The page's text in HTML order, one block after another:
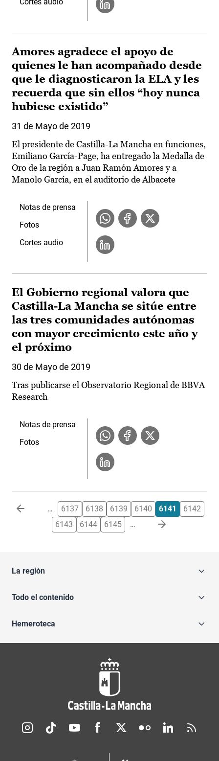
Amores agradece el apoyo de
quienes le han acompañado desde
que le diagnosticaron la ELA y les
recuerda que sin ellos “hoy nunca
hubiese existido”
31 de Mayo de 2019
El presidente de Castilla-La Mancha en funciones,
Emiliano García-Page, ha entregado la Medalla de
Oro de la región a Juan Ramón Amores y a
Manolo García, en el auditorio de Albacete
Notas de prensa
Fotos
Cortes audio
El Gobierno regional valora que
Castilla-La Mancha se sitúe entre
las tres comunidades autónomas
con mayor crecimiento este año y
el próximo
30 de Mayo de 2019
Tras publicarse el Observatorio Regional de BBVA
Research
Notas de prensa
Fotos
Paginación … 6137 6138 6139 6140 6141
6142
6143
6144 6145 …
La región
Todo el contenido
Hemeroteca
Redes sociales JCCM